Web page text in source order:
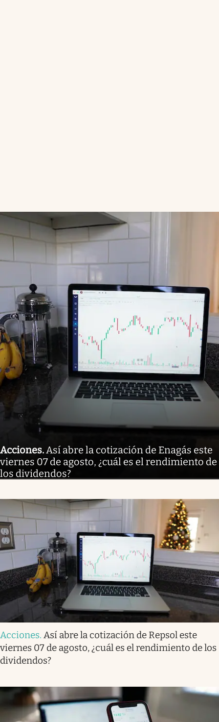
Acciones.Así abre la cotización de Enagás este
viernes 07 de agosto, ¿cuál es el rendimiento de
los dividendos?
Acciones. Así abre la cotización de Repsol este
viernes 07 de agosto, ¿cuál es el rendimiento de los
dividendos?